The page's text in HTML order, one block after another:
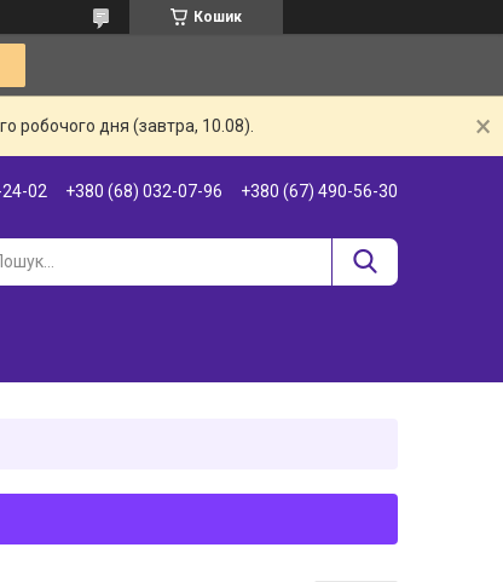
Кошик
робочого дня (завтра, 10.08).
02 +380 (68) 032-07-96 +380 (67) 490-56-30